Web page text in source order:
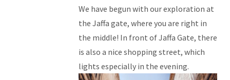
We have begun with our exploration at
the Jaffa gate, where you are right in
the middle! In front of Jaffa Gate, there
is also a nice shopping street, which
lights especially in the evening.